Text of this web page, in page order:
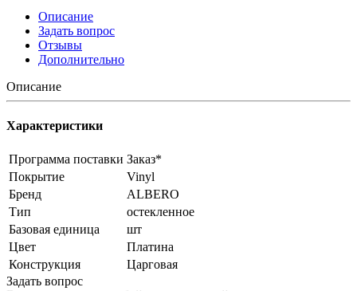
Описание
Задать вопрос
Отзывы
Дополнительно
Описание
Характеристики
Программа поставки Заказ*
Покрытие
Vinyl
Бренд
ALBERO
Тип
остекленное
Базовая единица
шт
Цвет
Платина
Конструкция
Царговая
Задать вопрос